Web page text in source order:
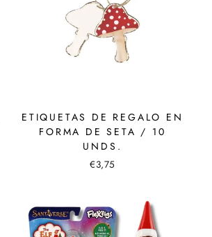
ETIQUETAS DE REGALO EN
FORMA DE SETA / 10
UNDS.
€3,75